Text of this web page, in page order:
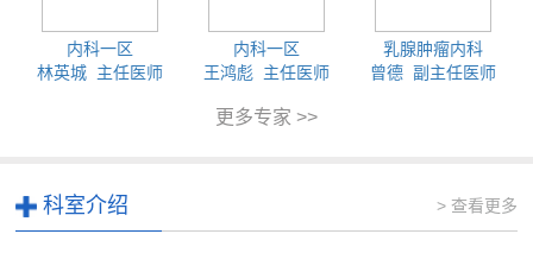
内科一区
林英城 主任医师
内科一区
王鸿彪 主任医师
乳腺肿瘤内科
曾德 副主任医师
更多专家 >>
科室介绍 > 查看更多